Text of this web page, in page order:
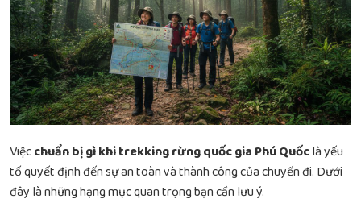
Việcchuẩn bị gì khi trekking rừng quốc gia Phú Quốclà yếu
tố quyết định đến sự an toàn và thành công của chuyến đi. Dưới
đây là những hạng mục quan trọng bạn cần lưu ý.